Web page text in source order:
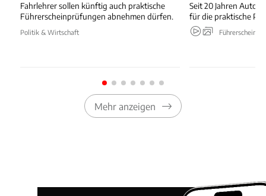
Fahrlehrer sollen künftig auch praktische
Führerscheinprüfungen abnehmen dürfen.
Politik & Wirtschaft
Seit 20 Jahren
für die praktische
Führerschein
Mehr anzeigen